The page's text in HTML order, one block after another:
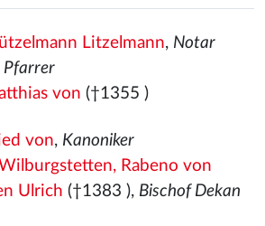
Litzelmann, Notar
Pfarrer
von (†1355 )
von, Kanoniker
Rabeno von
Ulrich (†1383 ), Bischof Dekan